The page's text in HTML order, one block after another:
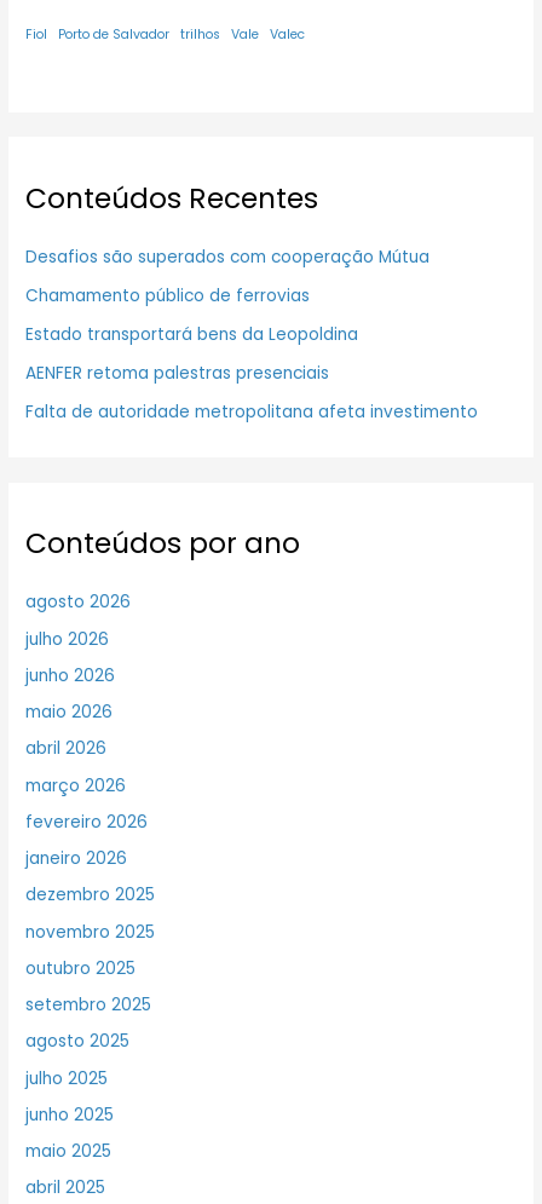
Fiol Porto de Salvador trilhos Vale Valec
Conteúdos Recentes
Desafios são superados com cooperação Mútua
Chamamento público de ferrovias
Estado transportará bens da Leopoldina
AENFER retoma palestras presenciais
Falta de autoridade metropolitana afeta investimento
Conteúdos por ano
agosto 2026
julho 2026
junho 2026
maio 2026
abril 2026
março 2026
fevereiro 2026
janeiro 2026
dezembro 2025
novembro 2025
outubro 2025
setembro 2025
agosto 2025
julho 2025
junho 2025
maio 2025
abril 2025